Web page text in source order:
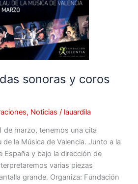
sonoras y coros
, Noticias / lauardila
de marzo, tenemos una cita
de la Música de Valencia. Junto a la
España y bajo la dirección de
varias piezas
grande. Organiza: Fundación